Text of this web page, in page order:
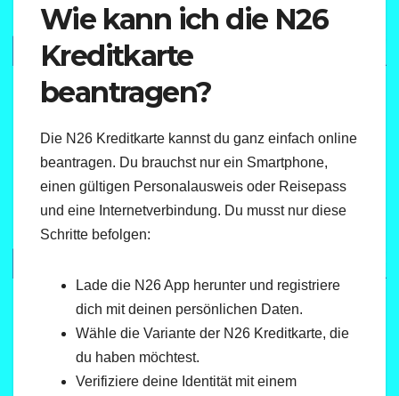
Wie kann ich die N26
Kreditkarte
beantragen?
Die N26 Kreditkarte kannst du ganz einfach online
beantragen. Du brauchst nur ein Smartphone,
einen gültigen Personalausweis oder Reisepass
und eine Internetverbindung. Du musst nur diese
Schritte befolgen:
Lade die N26 App herunter und registriere
dich mit deinen persönlichen Daten.
Wähle die Variante der N26 Kreditkarte, die
du haben möchtest.
Verifiziere deine Identität mit einem